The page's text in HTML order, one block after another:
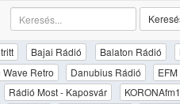
Bajai Rádió Balaton Rádió
Wave Retro Danubius Rádió
Rádió Most - Kaposvár